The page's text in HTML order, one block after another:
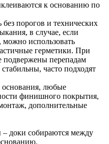
к основанию по
порогов и технических
в случае, если
можно использовать
герметики. При
подвержены перепадам
часто подходят
основания, любые
финишного покрытия,
дополнительные
доки собираются между